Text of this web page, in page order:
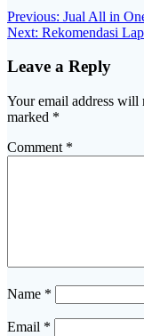
Post
navigation
Previous: Previous
post:
Jual All in
Next: Next
Rekomendasi
Leave a Reply
Your email address will
marked *
Comment *
Name *
Email *